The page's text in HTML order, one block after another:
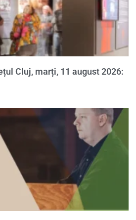
Cluj, marți, 11 august 2026: